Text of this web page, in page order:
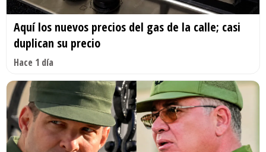
Aquí los nuevos precios del gas de la calle; casi
duplican su precio
Hace 1 día